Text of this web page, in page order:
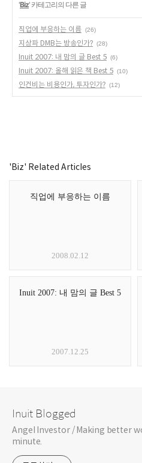
'Biz' 카테고리의 다른 글
직업에 부응하는 이름 (26)
지상파 DMB는 방송인가? (28)
Inuit 2007: 내 맘의 글 Best 5 (6)
Inuit 2007: 올해 읽은 책 Best 5 (10)
인건비는 비용인가, 투자인가? (12)
'Biz' Related Articles
직업에 부응하는 이름
2008.02.12
Inuit 2007: 내 맘의 글 Best 5
2007.12.25
Inuit Blogged
Angel Investor / Making better
minute.